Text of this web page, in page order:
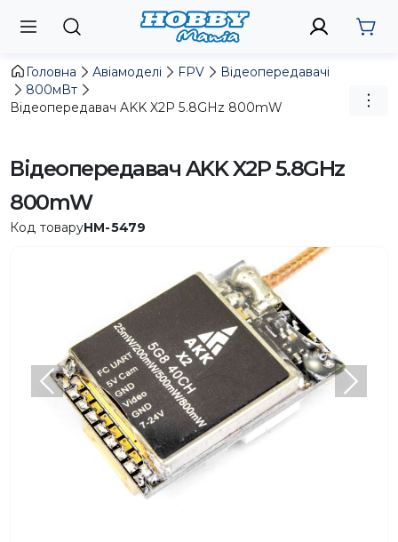
Головна Авіамоделі FPV
Відеопередавачі
800мВт
Відеопередавач AKK X2P 5.8GHz 800mW
Відеопередавач AKK X2P 5.8GHz
800mW
Код товаруHM-5479
Попередній